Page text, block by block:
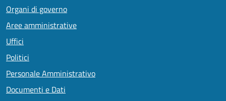
Organi di governo
Aree amministrative
Uffici
Politici
Personale Amministrativo
Documenti e Dati